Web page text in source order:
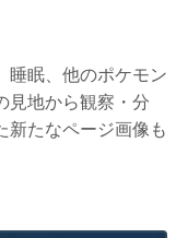
睡眠、他のポケモン
見地から観察・分
新たなページ画像も